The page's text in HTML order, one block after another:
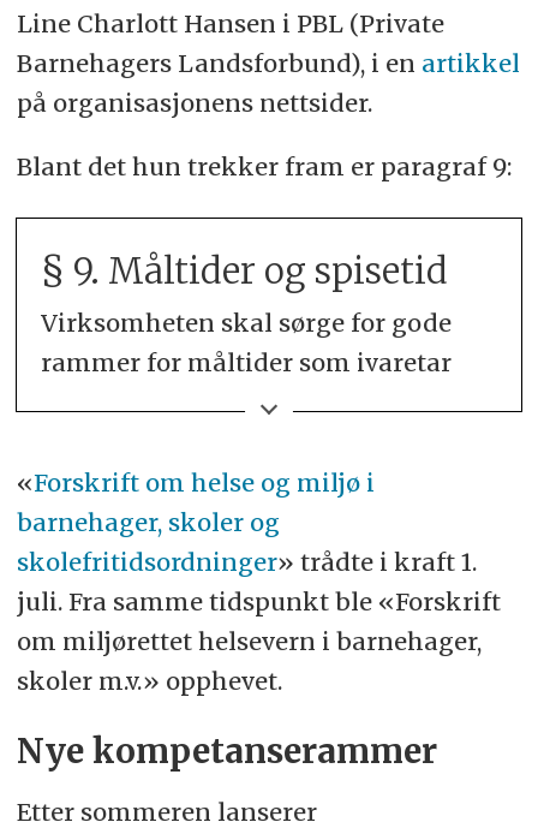
Line Charlott Hansen i PBL (Private
Barnehagers Landsforbund), i en artikkel
på organisasjonens nettsider.
Blant det hun trekker fram er paragraf 9:
§ 9. Måltider og spisetid
Virksomheten skal sørge for gode
rammer for måltider som ivaretar
måltidets sosiale funksjoner.
Virksomheten skal sørge for at barn
og elever får tilstrekkelig tid og ro til
å spise. Spisetiden bør være på
minimum 30 minutter i barnehagen
og minimum 20 minutter i skolen og
skolefritidsordninger.
Kilde:
«Forskrift om helse og miljø i
barnehager, skoler og
skolefritidsordninger» trådte i kraft 1.
juli. Fra samme tidspunkt ble «Forskrift
om miljørettet helsevern i barnehager,
skoler m.v.» opphevet.
Nye kompetanserammer
Etter sommeren lanserer